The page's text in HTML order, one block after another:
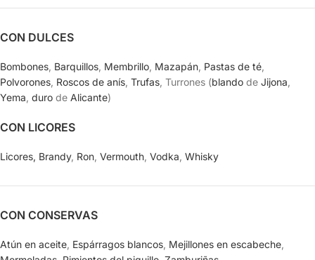
CON DULCES
Bombones Barquillos Membrillo Mazapán Pastas de té
Polvorones Roscos de anís Trufas , Turrones (blando de Jijona
Yema duro de Alicante)
CON LICORES
Licores, Brandy, Ron Vermouth Vodka Whisky
CON CONSERVAS
Atún en aceite Espárragos blancos Mejillones en escabeche